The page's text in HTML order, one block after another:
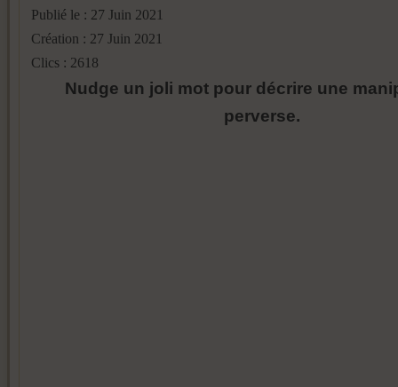
Publié le : 27 Juin 2021
Création : 27 Juin 2021
Clics : 2618
Nudge un joli mot pour décrire une
perverse.